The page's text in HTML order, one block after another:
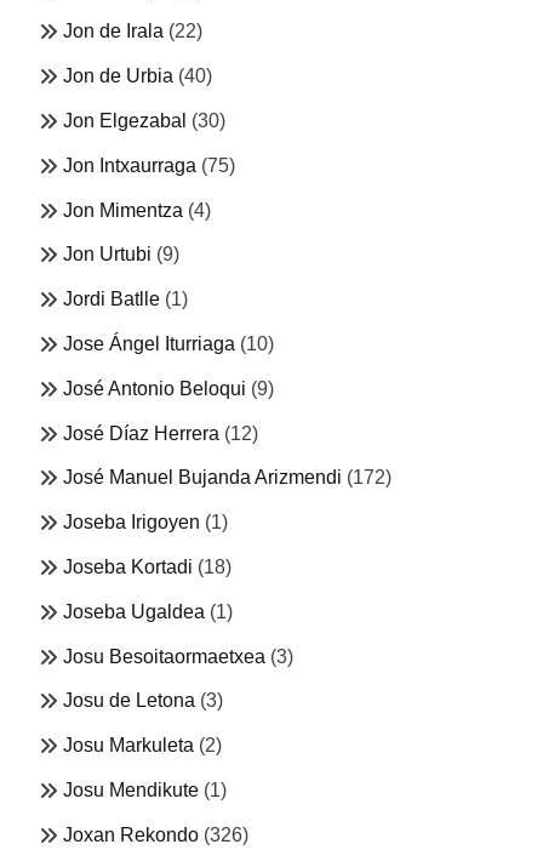
Jon de Irala (22)
Jon de Urbia (40)
Jon Elgezabal (30)
Jon Intxaurraga (75)
Jon Mimentza (4)
Jon Urtubi (9)
Jordi Batlle (1)
Jose Ángel Iturriaga (10)
José Antonio Beloqui (9)
José Díaz Herrera (12)
José Manuel Bujanda Arizmendi (172)
Joseba Irigoyen (1)
Joseba Kortadi (18)
Joseba Ugaldea (1)
Josu Besoitaormaetxea (3)
Josu de Letona (3)
Josu Markuleta (2)
Josu Mendikute (1)
Joxan Rekondo (326)